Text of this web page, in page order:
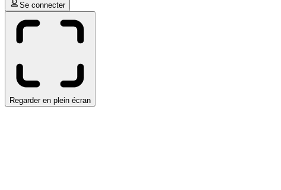
Se connecter
Regarder en plein écran